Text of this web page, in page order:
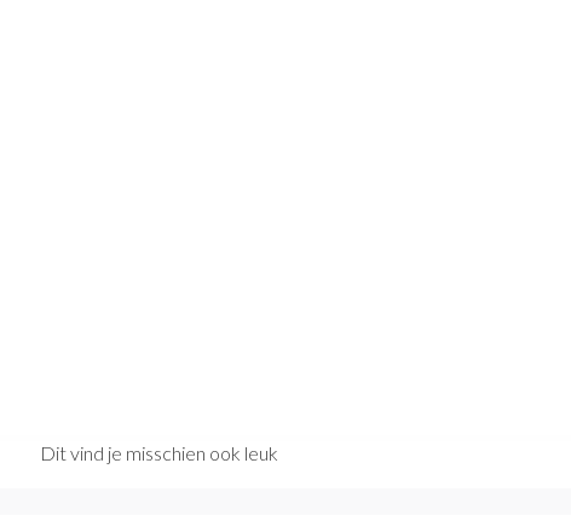
Dit vind je misschien ook leuk